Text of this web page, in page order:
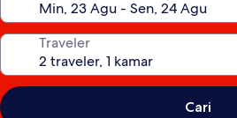
Traveler
Cari